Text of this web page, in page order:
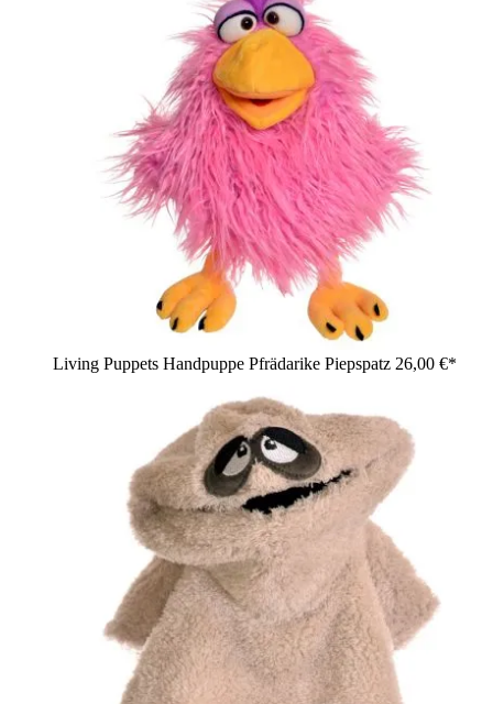
Living Puppets Handpuppe Pfrädarike Piepspatz 26,00 €*